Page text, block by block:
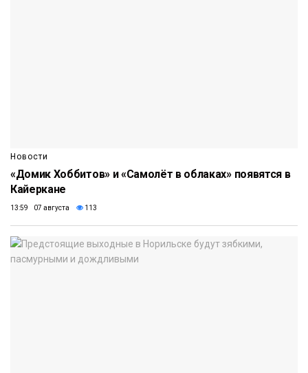
Новости
«Домик Хоббитов» и «Самолёт в облаках» появятся в
Кайеркане
13:59 07 августа 113